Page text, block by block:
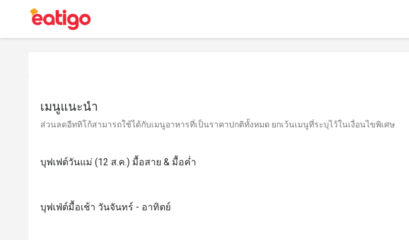
เมนูแนะนำ
ส่วนลดอีททิโก้สามารถใช้ได้กับเมนูอาหารที่เป็นราคาปกติทั้งหมด ยกเว้นเมนูที่ระบุไว้ในเงื่อนไขพิเศษ
บุฟเฟต์วันแม่ (12 ส.ค.) มื้อสาย & มื้อค่ำ
บุฟเฟ่ต์มื้อเช้า วันจันทร์ - อาทิตย์